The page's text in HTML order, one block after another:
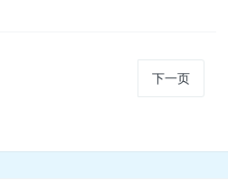
下一页